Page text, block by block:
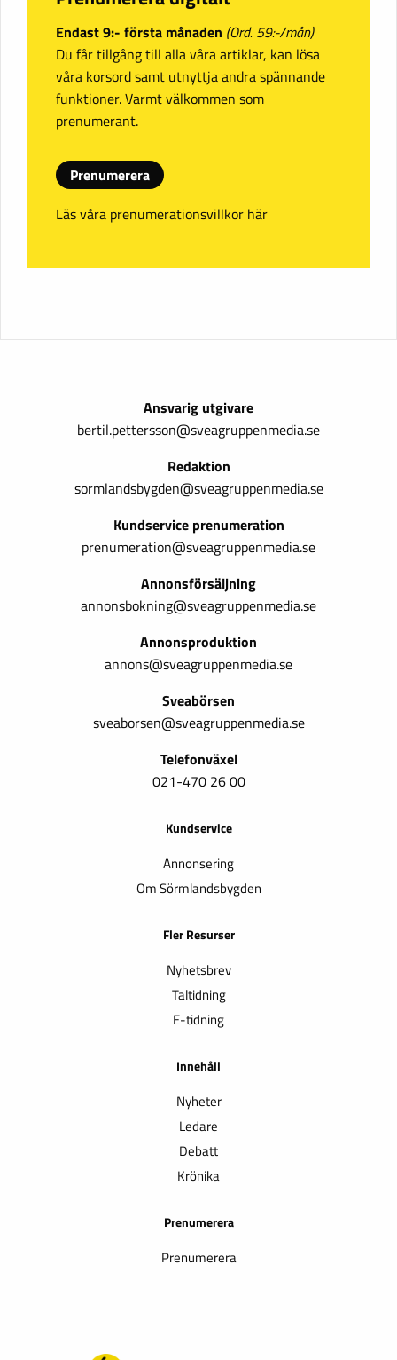
Endast 9:- första månaden (Ord. 59:-/mån)
Du får tillgång till alla våra artiklar, kan lösa
våra korsord samt utnyttja andra spännande
funktioner. Varmt välkommen som
prenumerant.
Prenumerera
Läs våra prenumerationsvillkor här
Ansvarig utgivare
bertil.pettersson@sveagruppenmedia.se
Redaktion
sormlandsbygden@sveagruppenmedia.se
Kundservice prenumeration
prenumeration@sveagruppenmedia.se
Annonsförsäljning
annonsbokning@sveagruppenmedia.se
Annonsproduktion
annons@sveagruppenmedia.se
Sveabörsen
sveaborsen@sveagruppenmedia.se
Telefonväxel
021-470 26 00
Kundservice
Annonsering
Om Sörmlandsbygden
Fler Resurser
Nyhetsbrev
Taltidning
E-tidning
Innehåll
Nyheter
Ledare
Debatt
Krönika
Prenumerera
Prenumerera